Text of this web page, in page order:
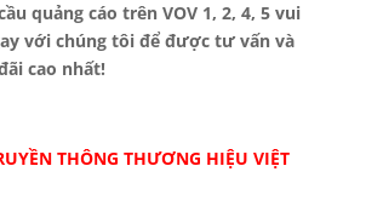
quảng cáo trên VOV 1, 2, 4, 5 vui
với chúng tôi để được tư vấn và
cao nhất!
THÔNG THƯƠNG HIỆU VIỆT